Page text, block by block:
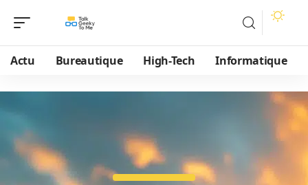
Actu Bureautique High-Tech Informatique